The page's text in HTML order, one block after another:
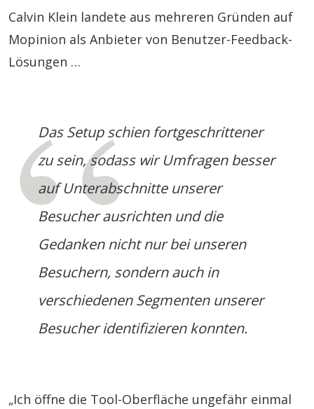
Calvin Klein landete aus mehreren Gründen auf
Mopinion als Anbieter von Benutzer-Feedback-
Lösungen …
Das Setup schien fortgeschrittener
zu sein, sodass wir Umfragen besser
auf Unterabschnitte unserer
Besucher ausrichten und die
Gedanken nicht nur bei unseren
Besuchern, sondern auch in
verschiedenen Segmenten unserer
Besucher identifizieren konnten.
„Ich öffne die Tool-Oberfläche ungefähr einmal